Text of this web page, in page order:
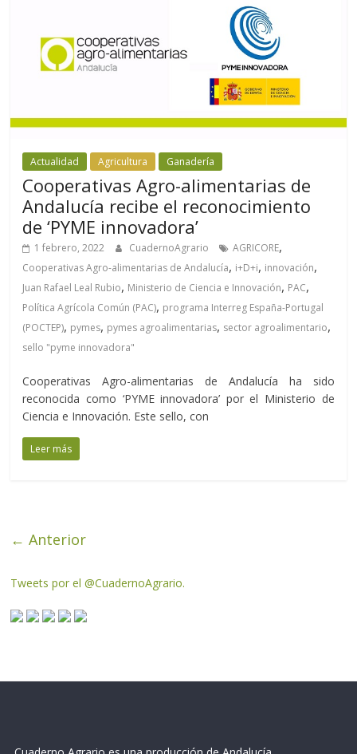
Actualidad Agricultura Ganadería
Cooperativas Agro-alimentarias de
Andalucía recibe el reconocimiento
de ‘PYME innovadora’
1 febrero, 2022 CuadernoAgrario AGRICORE,
Cooperativas Agro-alimentarias de Andalucía, i+D+i, innovación,
Juan Rafael Leal Rubio, Ministerio de Ciencia e Innovación, PAC,
Política Agrícola Común (PAC), programa Interreg España-Portugal
(POCTEP), pymes, pymes agroalimentarias, sector agroalimentario,
sello "pyme innovadora"
Cooperativas Agro-alimentarias de Andalucía ha sido
reconocida como ‘PYME innovadora’ por el Ministerio de
Ciencia e Innovación. Este sello, con
Leer más
← Anterior
Tweets por el @CuadernoAgrario.